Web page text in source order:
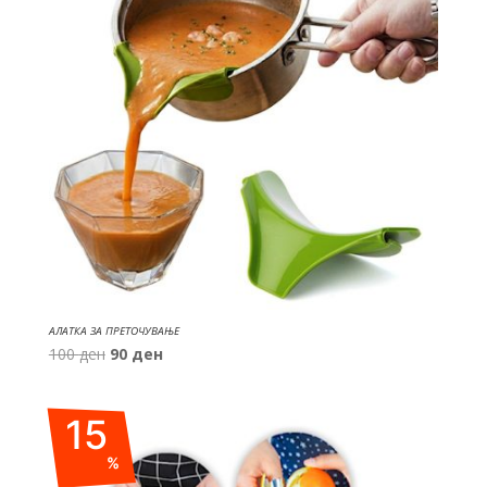
АЛАТКА ЗА ПРЕТОЧУВАЊЕ
100ден Original
100 ден.
90 денCurrent
15
%